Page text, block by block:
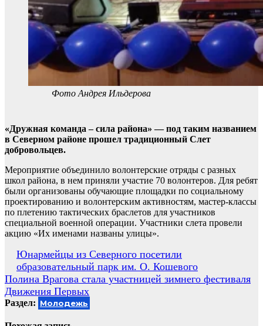
Фото Андрея Ильдерова
«Дружная команда – сила района» — под таким названием
в Северном районе прошел традиционный Слет
добровольцев.
Мероприятие объединило волонтерские отряды с разных
школ района, в нем приняли участие 70 волонтеров. Для ребят
были организованы обучающие площадки по социальному
проектированию и волонтерским активностям, мастер-классы
по плетению тактических браслетов для участников
специальной военной операции. Участники слета провели
акцию «Их именами названы улицы».
Навигация
по
записям
Юнармейцы из Северного посетили
образовательный парк им. О. Кошевого
Полина Врагова стала участницей зимнего фестиваля
Движения Первых
Раздел: Молодежь